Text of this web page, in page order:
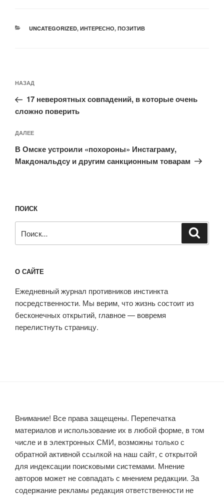
РУБРИКИ
UNCATEGORIZED, ИНТЕРЕСНО, ПОЗИТИВ
по
записям
Предыдущая
запись:
НАЗАД
17 невероятных совпадений, в которые очень
сложно поверить
Следующая
запись
ДАЛЕЕ
В Омске устроили «похороны» Инстаграму,
Макдональдсу и другим санкционным товарам
ПОИСК
О САЙТЕ
Ежедневный журнал противников инстинкта
посредственности. Мы верим, что жизнь состоит из
бесконечных открытий, главное — вовремя
перелистнуть страницу.
Внимание! Все права защещены. Перепечатка
материалов и использование их в любой форме, в том
числе и в электронных СМИ, возможны только с
обратной активной ссылкой на наш сайт, с открытой
для индексации поисковыми системами. Мнение
авторов может не совпадать с мнением редакции. За
содержание рекламы редакция ответственности не